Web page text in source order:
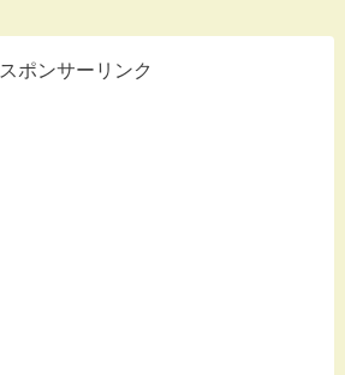
スポンサーリンク